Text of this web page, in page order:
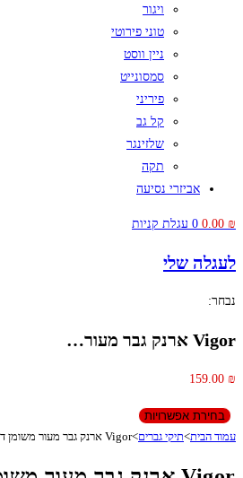
ויגור
טוני פירוטי
ניין ווסט
סמסונייט
פיריני
קל גב
שלזינגר
תקה
אביזרי נסיעה
0.00 ₪
0 עגלת קניות
לעגלה שלי
נבחר:
Vigor ארנק גבר מעור…
159.00 ₪
בחירת אפשרויות
עמוד הבית>תיקי גברים>Vigor ארנק גבר מעור משומן דגם -9038-2B חדש